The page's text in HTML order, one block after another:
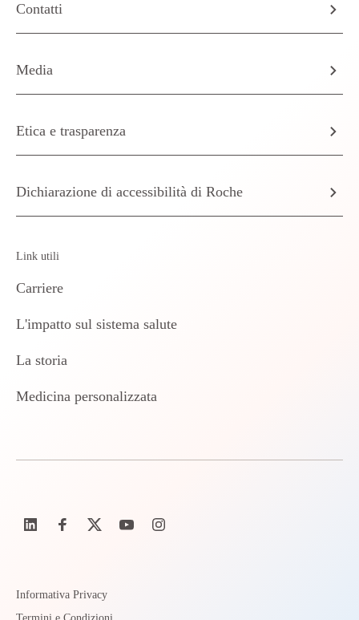
Contatti
Media
Etica e trasparenza
Dichiarazione di accessibilità di Roche
Link utili
Carriere
L'impatto sul sistema salute
La storia
Medicina personalizzata
Informativa Privacy